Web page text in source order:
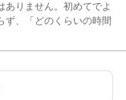
ありません。初めてでよ
ず、「どのくらいの時間